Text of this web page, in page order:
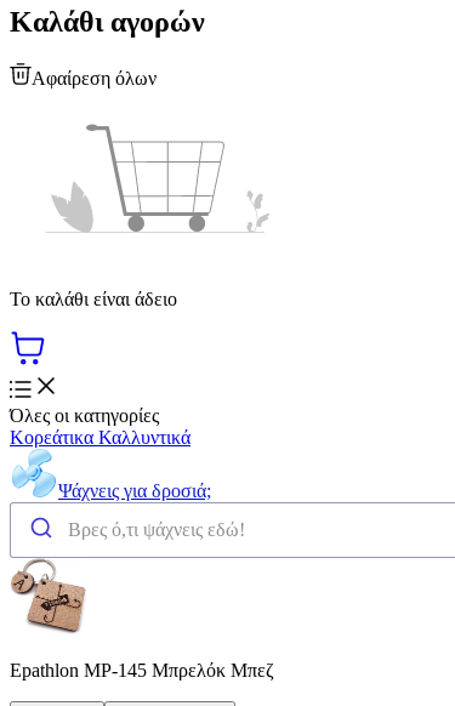
Καλάθι αγορών
Αφαίρεση όλων
Το καλάθι είναι άδειο
Όλες οι κατηγορίες
Κορεάτικα Καλλυντικά
Ψάχνεις για δροσιά;
Epathlon MP-145 Μπρελόκ Μπεζ